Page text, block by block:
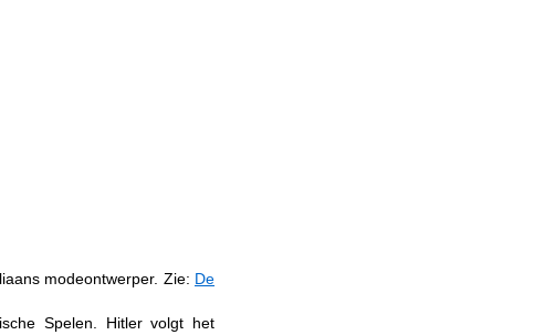
modeontwerper. Zie: De
Spelen. Hitler volgt het